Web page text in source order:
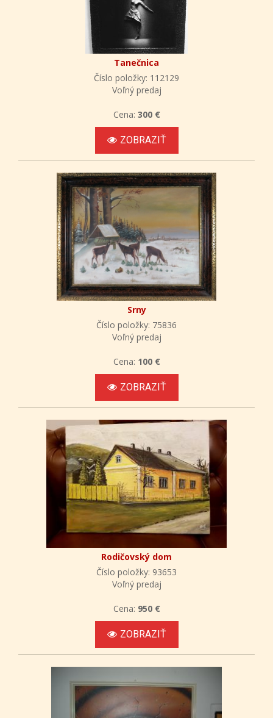
Tanečnica
Číslo položky: 112129
Voľný predaj
Cena: 300 €
ZOBRAZIŤ
Srny
Číslo položky: 75836
Voľný predaj
Cena: 100 €
ZOBRAZIŤ
Rodičovský dom
Číslo položky: 93653
Voľný predaj
Cena: 950 €
ZOBRAZIŤ